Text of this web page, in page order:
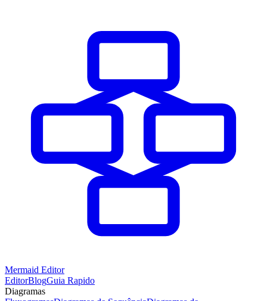
Mermaid Editor
EditorBlogGuia Rapido
Diagramas